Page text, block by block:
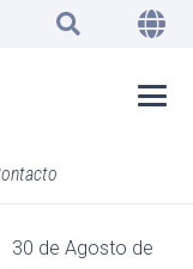
30 de Agosto de